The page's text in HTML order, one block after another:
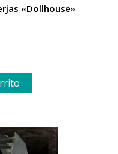
«Dollhouse»